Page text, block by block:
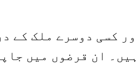
کسی دوسرے ملک کے
36 کروڑ ڈالر واجب الادا ہیں۔ ان